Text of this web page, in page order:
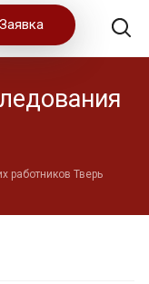
Заявка
работников Тверь